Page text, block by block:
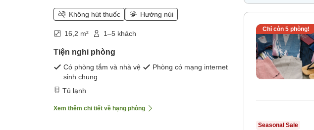
Không hút thuốc Hướng núi
16,2 m² 1–5 khách
Tiện nghi phòng
Có phòng tắm và nhà vệ
sinh chung
Phòng có mạng internet
Tủ lạnh
Xem thêm chi tiết về hạng phòng
Chỉ còn 5phòng!
Seasonal Sale